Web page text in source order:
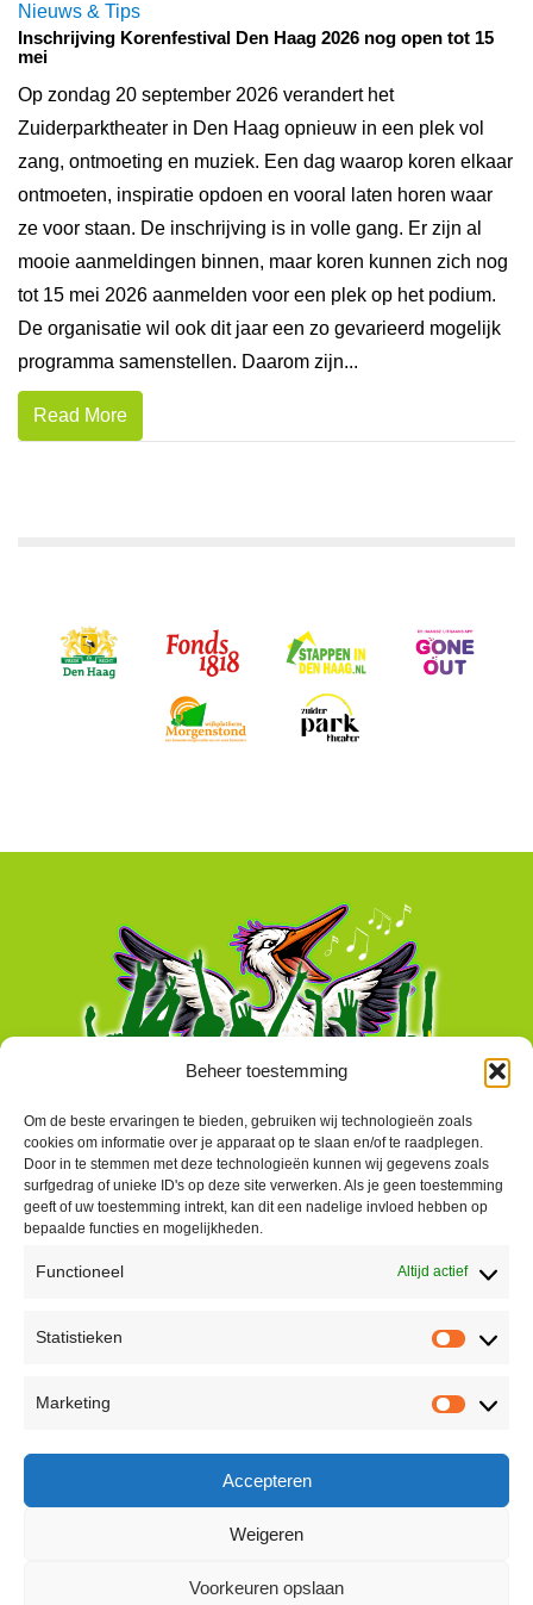
Beheer toestemming
Om de beste ervaringen te bieden, gebruiken wij technologieën zoals
cookies om informatie over je apparaat op te slaan en/of te raadplegen.
Door in te stemmen met deze technologieën kunnen wij gegevens zoals
surfgedrag of unieke ID's op deze site verwerken. Als je geen toestemming
geeft of uw toestemming intrekt, kan dit een nadelige invloed hebben op
bepaalde functies en mogelijkheden.
Functioneel Altijd actief
Statistieken
Marketing
Accepteren
Weigeren
Voorkeuren opslaan
Nieuws & Tips
Inschrijving Korenfestival Den Haag 2026 nog open tot 15
mei
Op zondag 20 september 2026 verandert het
Zuiderparktheater in Den Haag opnieuw in een plek vol
zang, ontmoeting en muziek. Een dag waarop koren elkaar
ontmoeten, inspiratie opdoen en vooral laten horen waar
ze voor staan. De inschrijving is in volle gang. Er zijn al
mooie aanmeldingen binnen, maar koren kunnen zich nog
tot 15 mei 2026 aanmelden voor een plek op het podium.
De organisatie wil ook dit jaar een zo gevarieerd mogelijk
programma samenstellen. Daarom zijn...
Read More
Peter Vergroesen
korenfestivaldenhaag@gmail.com